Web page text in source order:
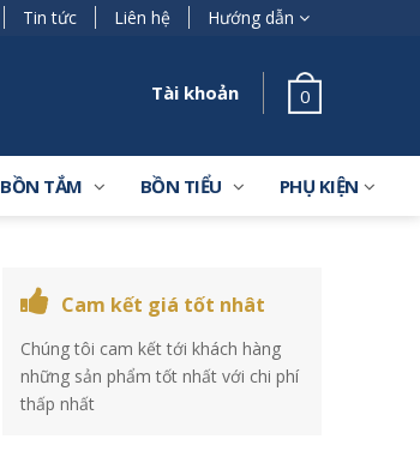
Tin tức Liên hệ Hướng dẫn
Tài khoản 0
BỒN TẮM BỒN TIỂU PHỤ KIỆN
Cam kết giá tốt nhât
Chúng tôi cam kết tới khách hàng
những sản phẩm tốt nhất với chi phí
thấp nhất